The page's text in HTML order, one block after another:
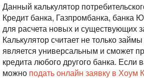
Данный калькулятор
Кредит банка, Газпромбанка, банка
для расчета новых и существующих
Калькулятор считает не только
является универсальным и сможет
кредита любого другого банка. Если
можно подать онлайн заявку в Хоум